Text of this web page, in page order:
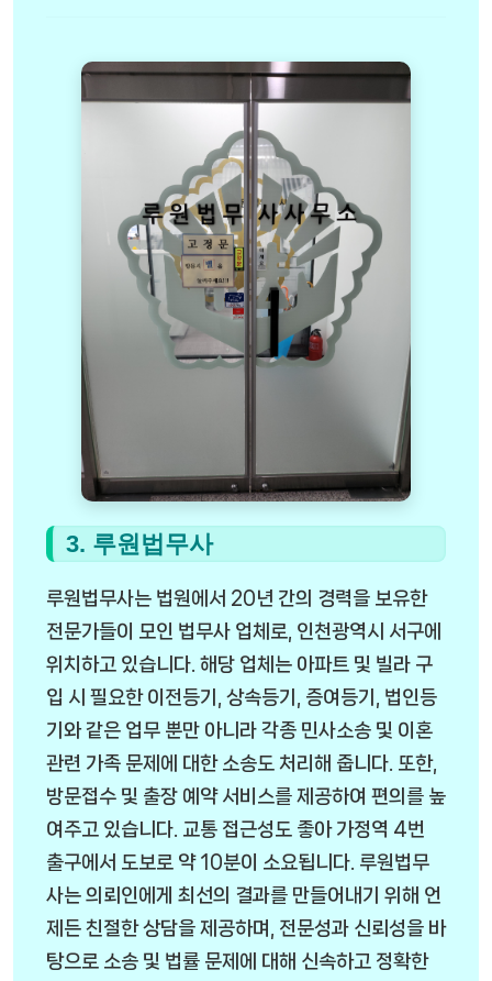
3. 루원법무사
루원법무사는 법원에서 20년 간의 경력을 보유한
전문가들이 모인 법무사 업체로, 인천광역시 서구에
위치하고 있습니다. 해당 업체는 아파트 및 빌라 구
입 시 필요한 이전등기, 상속등기, 증여등기, 법인등
기와 같은 업무 뿐만 아니라 각종 민사소송 및 이혼
관련 가족 문제에 대한 소송도 처리해 줍니다. 또한,
방문접수 및 출장 예약 서비스를 제공하여 편의를 높
여주고 있습니다. 교통 접근성도 좋아 가정역 4번
출구에서 도보로 약 10분이 소요됩니다. 루원법무
사는 의뢰인에게 최선의 결과를 만들어내기 위해 언
제든 친절한 상담을 제공하며, 전문성과 신뢰성을 바
탕으로 소송 및 법률 문제에 대해 신속하고 정확한